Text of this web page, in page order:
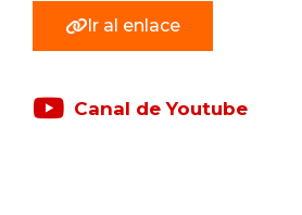
Ir al enlace
Canal de Youtube